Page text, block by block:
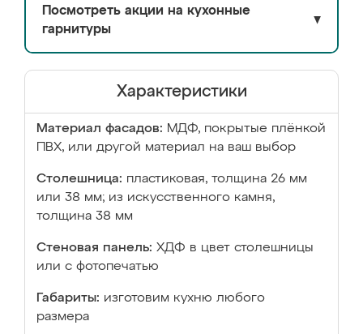
Посмотреть акции на кухонные
гарнитуры
▼
Характеристики
Материал фасадов: МДФ, покрытые плёнкой
ПВХ, или другой материал на ваш выбор
Столешница: пластиковая, толщина 26 мм
или 38 мм; из искусственного камня,
толщина 38 мм
Стеновая панель: ХДФ в цвет столешницы
или с фотопечатью
Габариты: изготовим кухню любого
размера